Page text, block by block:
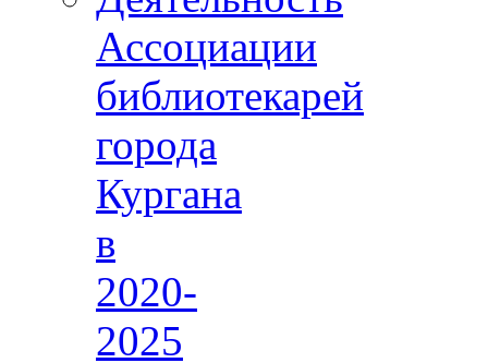
Ассоциации
библиотекарей
города
Кургана
в
2020-
2025